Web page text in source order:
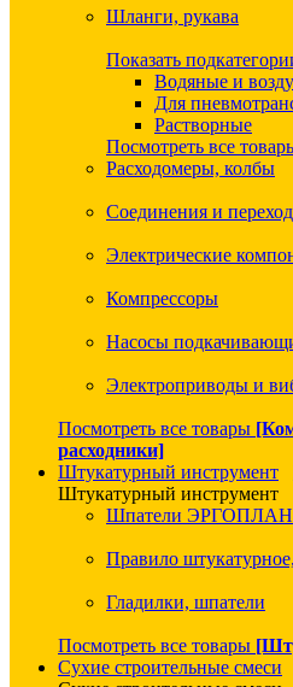
Шланги, рукава
Показать
Водяные и
Для
Растворные
Посмотреть все
Расходомеры, колбы
Соединения и
Электрические
Компрессоры
Насосы
Электроприводы и
Посмотреть все товары
расходники]
Штукатурный инструмент
Штукатурный инструмент
Шпатели ЭРГОПЛАН
Правило
Гладилки, шпатели
Посмотреть все товары
Сухие строительные смеси